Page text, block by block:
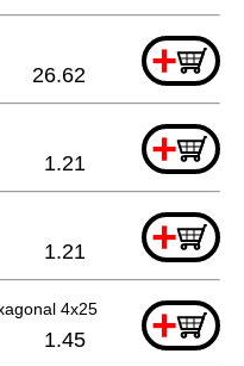
+
26.62
+
1.21
+
1.21
4x25 +
1.45